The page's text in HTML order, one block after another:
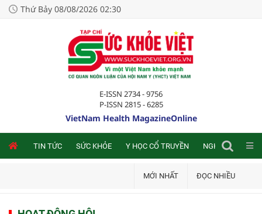
Thứ Bảy 08/08/2026 02:30
E-ISSN 2734 - 9756
P-ISSN 2815 - 6285
VietNam Health MagazineOnline
TIN TỨC SỨC KHỎE Y HỌC CỔ TRUYỀN NGHIÊN CỨU
MỚI NHẤT ĐỌC NHIỀU